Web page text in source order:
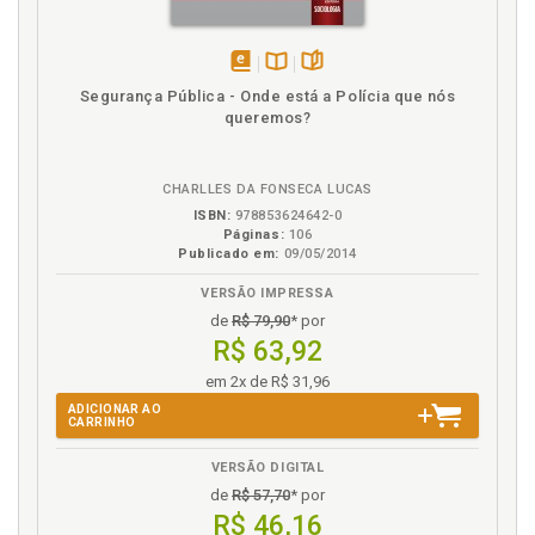
busca de purificação?, p. 116
Qualidade do ato. Entre a qualidade do ato e
aplicação das regras, p. 122
Recuperação. Intervenções: controlar para
recuperar?, p. 115
Reflexões e considerações: em que ponto
Reflexões. Sentimentos e reflexões: culpas ou
Relações. Grupos relacionais e contextos eco-
sociais: afetos, laços, abusos ou omissões, p. 51
Religião: renúncia de si mesmo ou busca de
purificação?, p. 116
Renúncia de si. Religião: renúncia de si mesmo ou
disponível
eBook
Disponívelpáginas
Segurança Pública - Onde está a Polícia que nós
queremos?
CHARLLES DA FONSECA LUCAS
ISBN: 978853624642-0
Páginas: 106
Publicado em: 09/05/2014
VERSÃO IMPRESSA
de R$ 79,90* por
R$ 63,92
em 2x de R$ 31,96
ADICIONAR AO
CARRINHO
VERSÃO DIGITAL
de R$ 57,70* por
R$ 46,16